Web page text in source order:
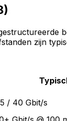
zijn
/ 40 Gbit/s